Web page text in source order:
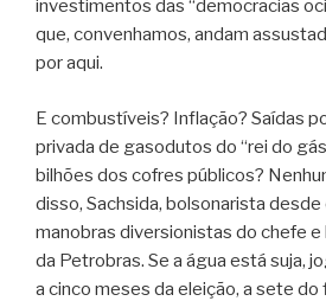
investimentos das “democracias
que, convenhamos, andam
por aqui.
E combustíveis? Inflação? Saídas
privada de gasodutos do “rei do
bilhões dos cofres públicos?
disso, Sachsida, bolsonarista desde
manobras diversionistas do chefe e
da Petrobras. Se a água está suja,
a cinco meses da eleição, a sete